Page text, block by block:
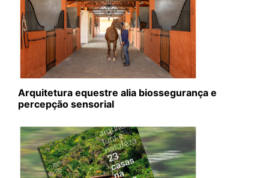
Arquitetura equestre alia biossegurança e
percepção sensorial